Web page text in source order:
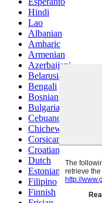
Hindi
Lao
Albanian
Amharic
Armenian
Azerbaijani
Belarusian
Bengali
Bosnian
Bulgarian
Cebuano
Chichewa
Corsican
Croatian
Dutch
Estonian
Filipino
Finnish